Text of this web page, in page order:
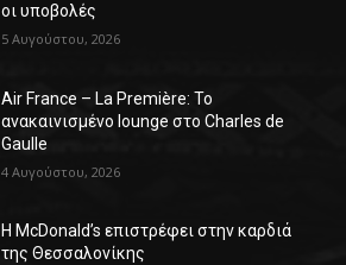
οι υποβολές
5 Αυγούστου, 2026
Air France – La Première: Το
ανακαινισμένο lounge στο Charles de
Gaulle
4 Αυγούστου, 2026
Η McDonald’s επιστρέφει στην καρδιά
της Θεσσαλονίκης